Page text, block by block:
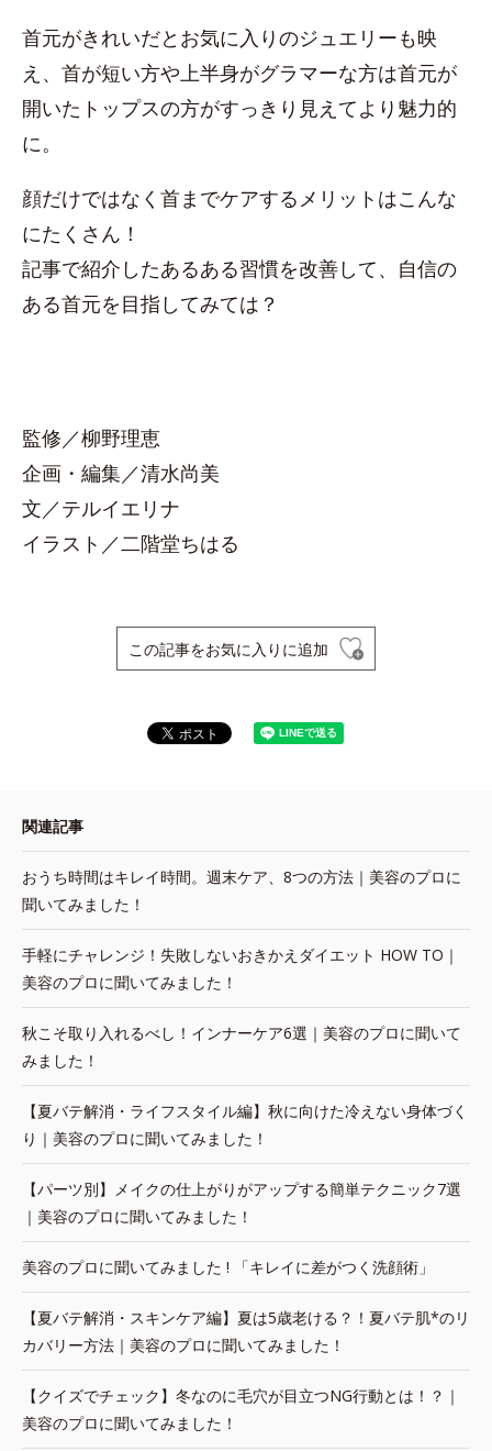
首元がきれいだとお気に入りのジュエリーも映
え、首が短い方や上半身がグラマーな方は首元が
開いたトップスの方がすっきり見えてより魅力的
に。
顔だけではなく首までケアするメリットはこんな
にたくさん！
記事で紹介したあるある習慣を改善して、自信の
ある首元を目指してみては？
監修／柳野理恵
企画・編集／清水尚美
文／テルイエリナ
イラスト／二階堂ちはる
この記事をお気に入りに追加
関連記事
おうち時間はキレイ時間。週末ケア、8つの方法｜美容のプロに
聞いてみました！
手軽にチャレンジ！失敗しないおきかえダイエット HOW TO｜
美容のプロに聞いてみました！
秋こそ取り入れるべし！インナーケア6選｜美容のプロに聞いて
みました！
【夏バテ解消・ライフスタイル編】秋に向けた冷えない身体づく
り｜美容のプロに聞いてみました！
【パーツ別】メイクの仕上がりがアップする簡単テクニック7選
｜美容のプロに聞いてみました！
美容のプロに聞いてみました ! 「キレイに差がつく洗顔術」
【夏バテ解消・スキンケア編】夏は5歳老ける？！夏バテ肌*のリ
カバリー方法｜美容のプロに聞いてみました！
【クイズでチェック】冬なのに毛穴が目立つNG行動とは！？｜
美容のプロに聞いてみました！